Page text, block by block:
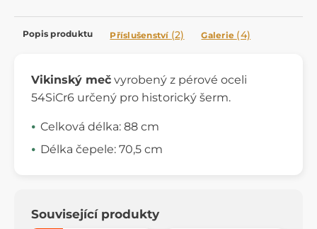
Popis produktu Příslušenství (2) Galerie (4)
Vikinský meč vyrobený z pérové oceli
54SiCr6 určený pro historický šerm.
Celková délka: 88 cm
Délka čepele: 70,5 cm
Související produkty